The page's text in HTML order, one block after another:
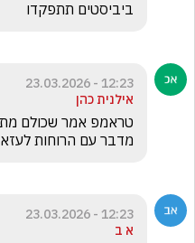
ביביסטים תתפקדו
12:23 - 23.03.2026
אילנית כהן
מדבר עם הרוחות
12:23 - 23.03.2026
א ב